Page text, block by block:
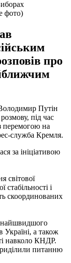
фото)
про
Путін
під час
перемогою на
служба Кремля.
за ініціативою
світової
і
скоординованих
Україні, а також
навколо КНДР.
питанню